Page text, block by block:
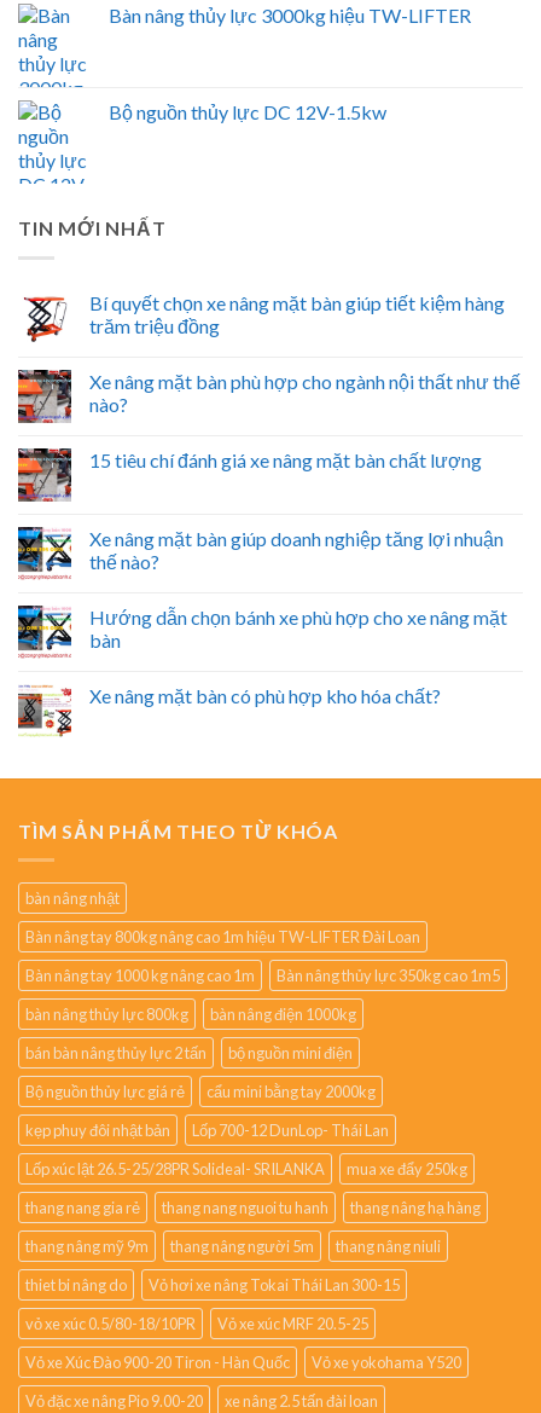
Bàn nâng thủy lực 3000kg hiệu TW-LIFTER
Bộ nguồn thủy lực DC 12V-1.5kw
TIN MỚI NHẤT
Bí quyết chọn xe nâng mặt bàn giúp tiết kiệm hàng
trăm triệu đồng
Xe nâng mặt bàn phù hợp cho ngành nội thất như thế
nào?
15 tiêu chí đánh giá xe nâng mặt bàn chất lượng
Xe nâng mặt bàn giúp doanh nghiệp tăng lợi nhuận
thế nào?
Hướng dẫn chọn bánh xe phù hợp cho xe nâng mặt
bàn
Xe nâng mặt bàn có phù hợp kho hóa chất?
TÌM SẢN PHẨM THEO TỪ KHÓA
bàn nâng nhật
Bàn nâng tay 800kg nâng cao 1m hiệu TW-LIFTER Đài Loan
Bàn nâng tay 1000 kg nâng cao 1m
Bàn nâng thủy lực 350kg cao 1m5
bàn nâng thủy lực 800kg
bàn nâng điện 1000kg
bán bàn nâng thủy lực 2 tấn
bộ nguồn mini điện
Bộ nguồn thủy lực giá rẻ
cẩu mini bằng tay 2000kg
kẹp phuy đôi nhật bản
Lốp 700-12 DunLop- Thái Lan
Lốp xúc lật 26.5-25/28PR Solideal- SRILANKA
mua xe đẩy 250kg
thang nang gia rẻ
thang nang nguoi tu hanh
thang nâng hạ hàng
thang nâng mỹ 9m
thang nâng người 5m
thang nâng niuli
thiet bi nâng do
Vỏ hơi xe nâng Tokai Thái Lan 300-15
vỏ xe xúc 0.5/80-18/10PR
Vỏ xe xúc MRF 20.5-25
Vỏ xe Xúc Đào 900-20 Tiron - Hàn Quốc
Vỏ xe yokohama Y520
Vỏ đặc xe nâng Pio 9.00-20
xe nâng 2.5 tấn đài loan